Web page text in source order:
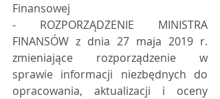
Finansowej
- ROZPORZĄDZENIE MINISTRA
FINANSÓW z dnia 27 maja 2019 r.
zmieniające rozporządzenie w
sprawie informacji niezbędnych do
opracowania, aktualizacji i oceny